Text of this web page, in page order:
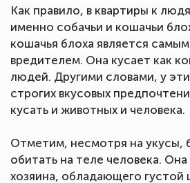
Как правило, в квартиры к
именно собачьи и кошачьи
кошачья блоха является
вредителем. Она кусает как
людей. Другими словами, у
строгих вкусовых
кусать и животных и человека.
Отметим, несмотря на укусы,
обитать на теле человека.
хозяина, обладающего